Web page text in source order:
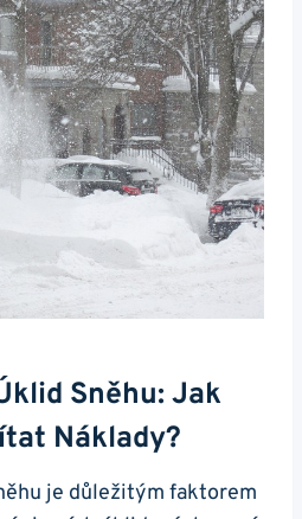
Sněhu: Jak
Náklady?
je důležitým faktorem